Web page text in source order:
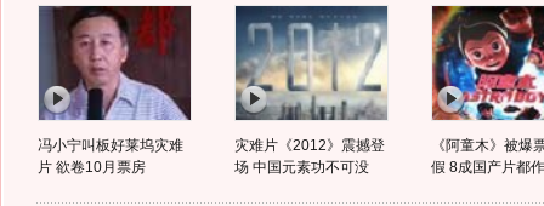
冯小宁叫板好莱坞灾难
片 欲卷10月票房
灾难片《2012》震撼登
场 中国元素功不可没
《阿童木》被爆
假 8成国产片都